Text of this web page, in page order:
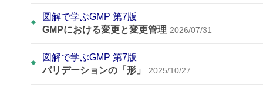
図解で学ぶGMP 第7版
GMPにおける変更と変更管理 2026/07/31
図解で学ぶGMP 第7版
バリデーションの「形」
2025/10/27